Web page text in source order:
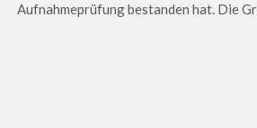
Aufnahmeprüfung bestanden hat. Die